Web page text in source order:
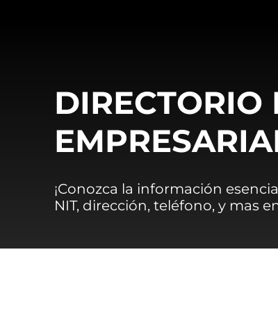
DIRECTORIO
¡Conozca la información
NIT, dirección, teléfono, y mas